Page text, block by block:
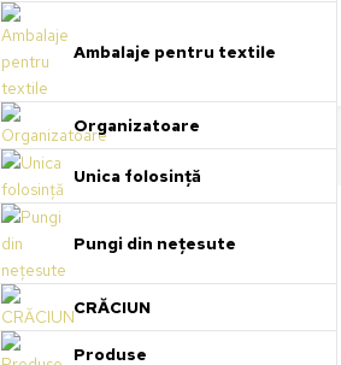
Ambalaje pentru textile
Organizatoare
Unica folosință
Pungi din nețesute
CRĂCIUN
Produse